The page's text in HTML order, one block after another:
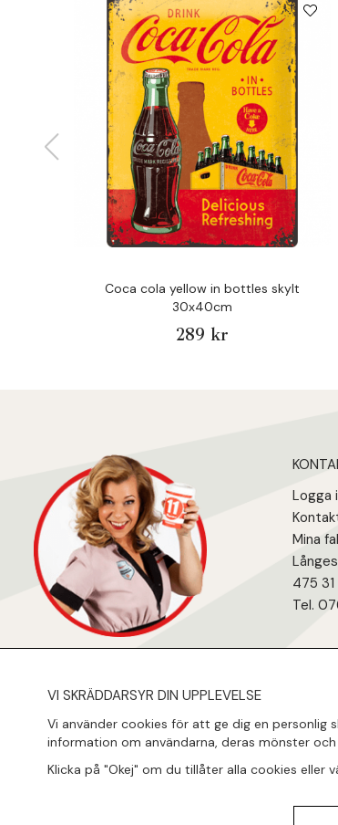
Coca cola yellow in bottles skylt
30x40cm
289 kr
Logga
Mina
475
Tel.
VI SKRÄDDARSYR DIN UPPLEVELSE
Vi använder cookies för att ge dig en personlig
information om användarna, deras mönster och
Klicka på "Okej" om du tillåter alla cookies eller